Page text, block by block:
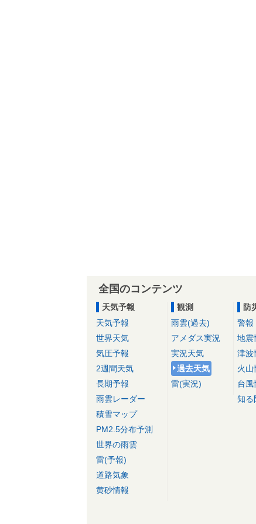
全国のコンテンツ
天気予報
天気予報
世界天気
気圧予報
2週間天気
長期予報
雨雲レーダー
積雪マップ
PM2.5分布予測
世界の雨雲
雷(予報)
道路気象
黄砂情報
観測
雨雲(過去)
アメダス実況
実況天気
過去天気
雷(実況)
防
警報
地震
津波
火山
台風
知る